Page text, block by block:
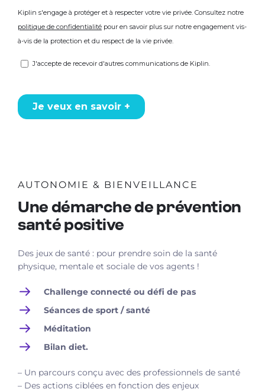
AUTONOMIE & BIENVEILLANCE
Une démarche de prévention
santé positive
Des jeux de santé : pour prendre soin de la santé
physique, mentale et sociale de vos agents !
Challenge connecté ou défi de pas
Séances de sport / santé
Méditation
Bilan diet.
– Un parcours conçu avec des professionnels de santé
– Des actions ciblées en fonction des enjeux